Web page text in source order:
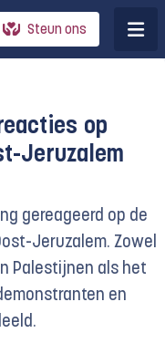
Steun ons
op
Jeruzalem
gereageerd op de
Jeruzalem. Zowel
Palestijnen als het
en